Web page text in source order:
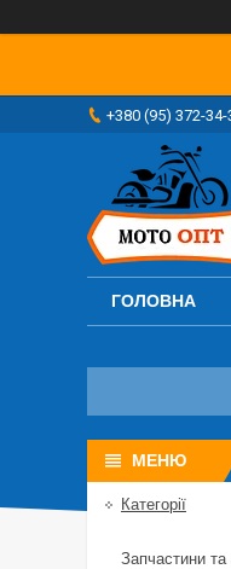
+380 (95) 372-34-
ГОЛОВНА
Категорії
Запчастини